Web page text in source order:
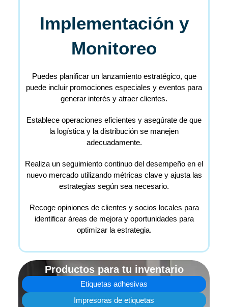
Implementación y
Monitoreo
Puedes planificar un lanzamiento estratégico, que
puede incluir promociones especiales y eventos para
generar interés y atraer clientes.
Establece operaciones eficientes y asegúrate de que
la logística y la distribución se manejen
adecuadamente.
Realiza un seguimiento continuo del desempeño en el
nuevo mercado utilizando métricas clave y ajusta las
estrategias según sea necesario.
Recoge opiniones de clientes y socios locales para
identificar áreas de mejora y oportunidades para
optimizar la estrategia.
Productos para tu inventario
Etiquetas adhesivas
Impresoras de etiquetas